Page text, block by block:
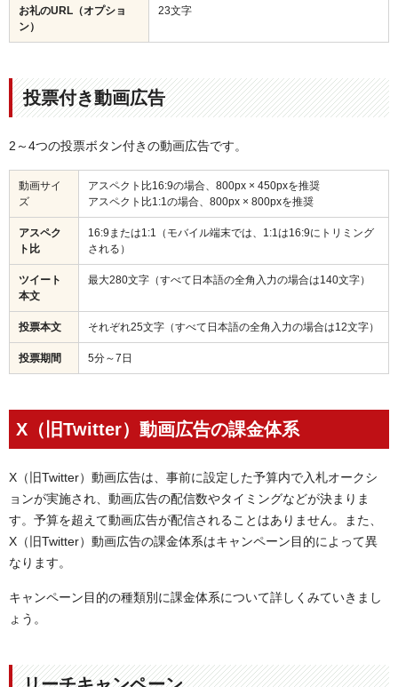
お礼のURL（オプショ
ン）
23文字
投票付き動画広告
2～4つの投票ボタン付きの動画広告です。
動画サイ
ズ
アスペクト比16:9の場合、800px × 450pxを推奨
アスペクト比1:1の場合、800px × 800pxを推奨
アスペク
ト比
16:9または1:1（モバイル端末では、1:1は16:9にトリミング
される）
ツイート
本文
最大280文字（すべて日本語の全角入力の場合は140文字）
投票本文 それぞれ25文字（すべて日本語の全角入力の場合は12文字）
投票期間 5分～7日
X（旧Twitter）動画広告の課金体系
X（旧Twitter）動画広告は、事前に設定した予算内で入札オークシ
ョンが実施され、動画広告の配信数やタイミングなどが決まりま
す。予算を超えて動画広告が配信されることはありません。また、
X（旧Twitter）動画広告の課金体系はキャンペーン目的によって異
なります。
キャンペーン目的の種類別に課金体系について詳しくみていきまし
ょう。